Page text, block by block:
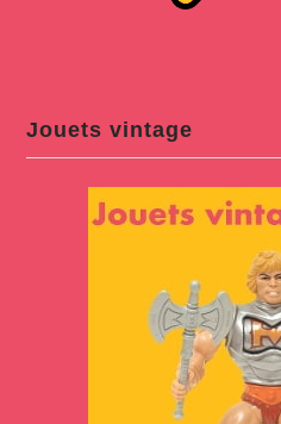
Jouets vintage